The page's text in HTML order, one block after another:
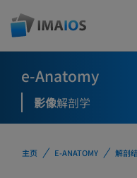
e-Anatomy
影像解剖学
主页 E-ANATOMY 解剖